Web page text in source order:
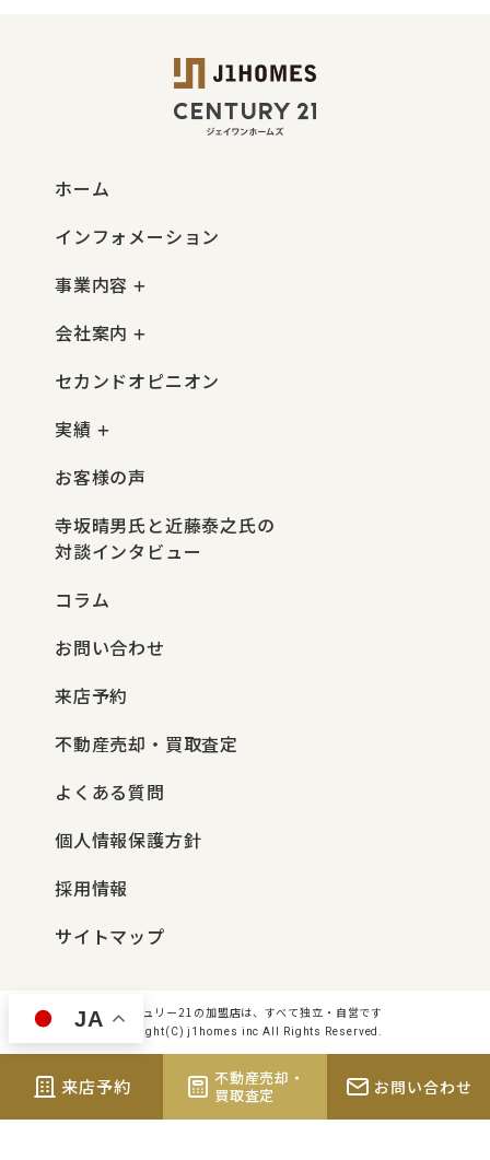
ホーム
インフォメーション
事業内容
会社案内
セカンドオピニオン
実績
お客様の声
寺坂晴男氏と近藤泰之氏の
対談インタビュー
コラム
お問い合わせ
来店予約
不動産売却・買取査定
よくある質問
個人情報保護方針
採用情報
サイトマップ
センチュリー21の加盟店は、すべて独立・自営です
Copyright(C) j1homes inc All Rights Reserved.
来店予約
不動産売却・
買取査定
お問い合わせ
JA